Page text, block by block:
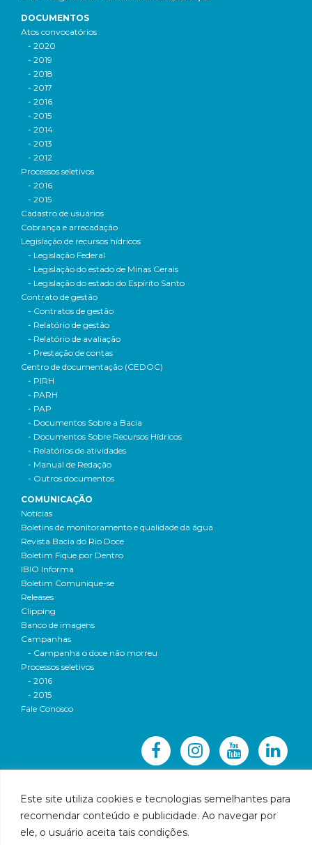
Este site utiliza cookies e tecnologias semelhantes para
recomendar conteúdo e publicidade. Ao navegar por
ele, o usuário aceita tais condições.
DOCUMENTOS
Atos convocatórios
- 2020
- 2019
- 2018
- 2017
- 2016
- 2015
- 2014
- 2013
- 2012
Processos seletivos
- 2016
- 2015
Cadastro de usuários
Cobrança e arrecadação
Legislação de recursos hídricos
- Legislação Federal
- Legislação do estado de Minas Gerais
- Legislação do estado do Espírito Santo
Contrato de gestão
- Contratos de gestão
- Relatório de gestão
- Relatório de avaliação
- Prestação de contas
Centro de documentação (CEDOC)
- PIRH
- PARH
- PAP
- Documentos Sobre a Bacia
- Documentos Sobre Recursos Hídricos
- Relatórios de atividades
- Manual de Redação
- Outros documentos
COMUNICAÇÃO
Notícias
Boletins de monitoramento e qualidade da água
Revista Bacia do Rio Doce
Boletim Fique por Dentro
IBIO Informa
Boletim Comunique-se
Releases
Clipping
Banco de imagens
Campanhas
- Campanha o doce não morreu
Processos seletivos
- 2016
- 2015
Fale Conosco
© 2016 CBH-Doce - Todos os direitos reservados